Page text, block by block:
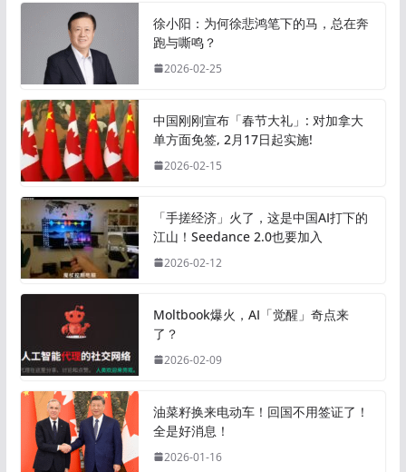
徐小阳：为何徐悲鸿笔下的马，总在奔
跑与嘶鸣？
2026-02-25
中国刚刚宣布「春节大礼」: 对加拿大
单方面免签, 2月17日起实施!
2026-02-15
「手搓经济」火了，这是中国AI打下的
江山！Seedance 2.0也要加入
2026-02-12
Moltbook爆火，AI「觉醒」奇点来
了？
2026-02-09
油菜籽换来电动车！回国不用签证了！
全是好消息！
2026-01-16